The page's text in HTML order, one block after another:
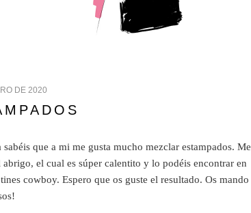
DE 2020
que a mi me gusta mucho mezclar estampados. Me
el cual es súper calentito y lo podéis encontrar en
cowboy. Espero que os guste el resultado. Os mando